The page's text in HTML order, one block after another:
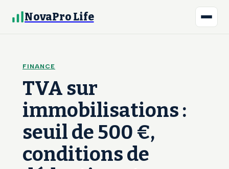
NovaPro Life
FINANCE
TVA sur
immobilisations :
seuil de 500 €,
conditions de